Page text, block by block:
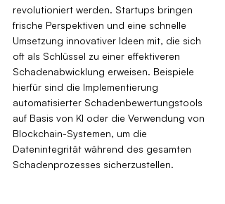
revolutioniert werden. Startups bringen
frische Perspektiven und eine schnelle
Umsetzung innovativer Ideen mit, die sich
oft als Schlüssel zu einer effektiveren
Schadenabwicklung erweisen. Beispiele
hierfür sind die Implementierung
automatisierter Schadenbewertungstools
auf Basis von KI oder die Verwendung von
Blockchain-Systemen, um die
Datenintegrität während des gesamten
Schadenprozesses sicherzustellen.